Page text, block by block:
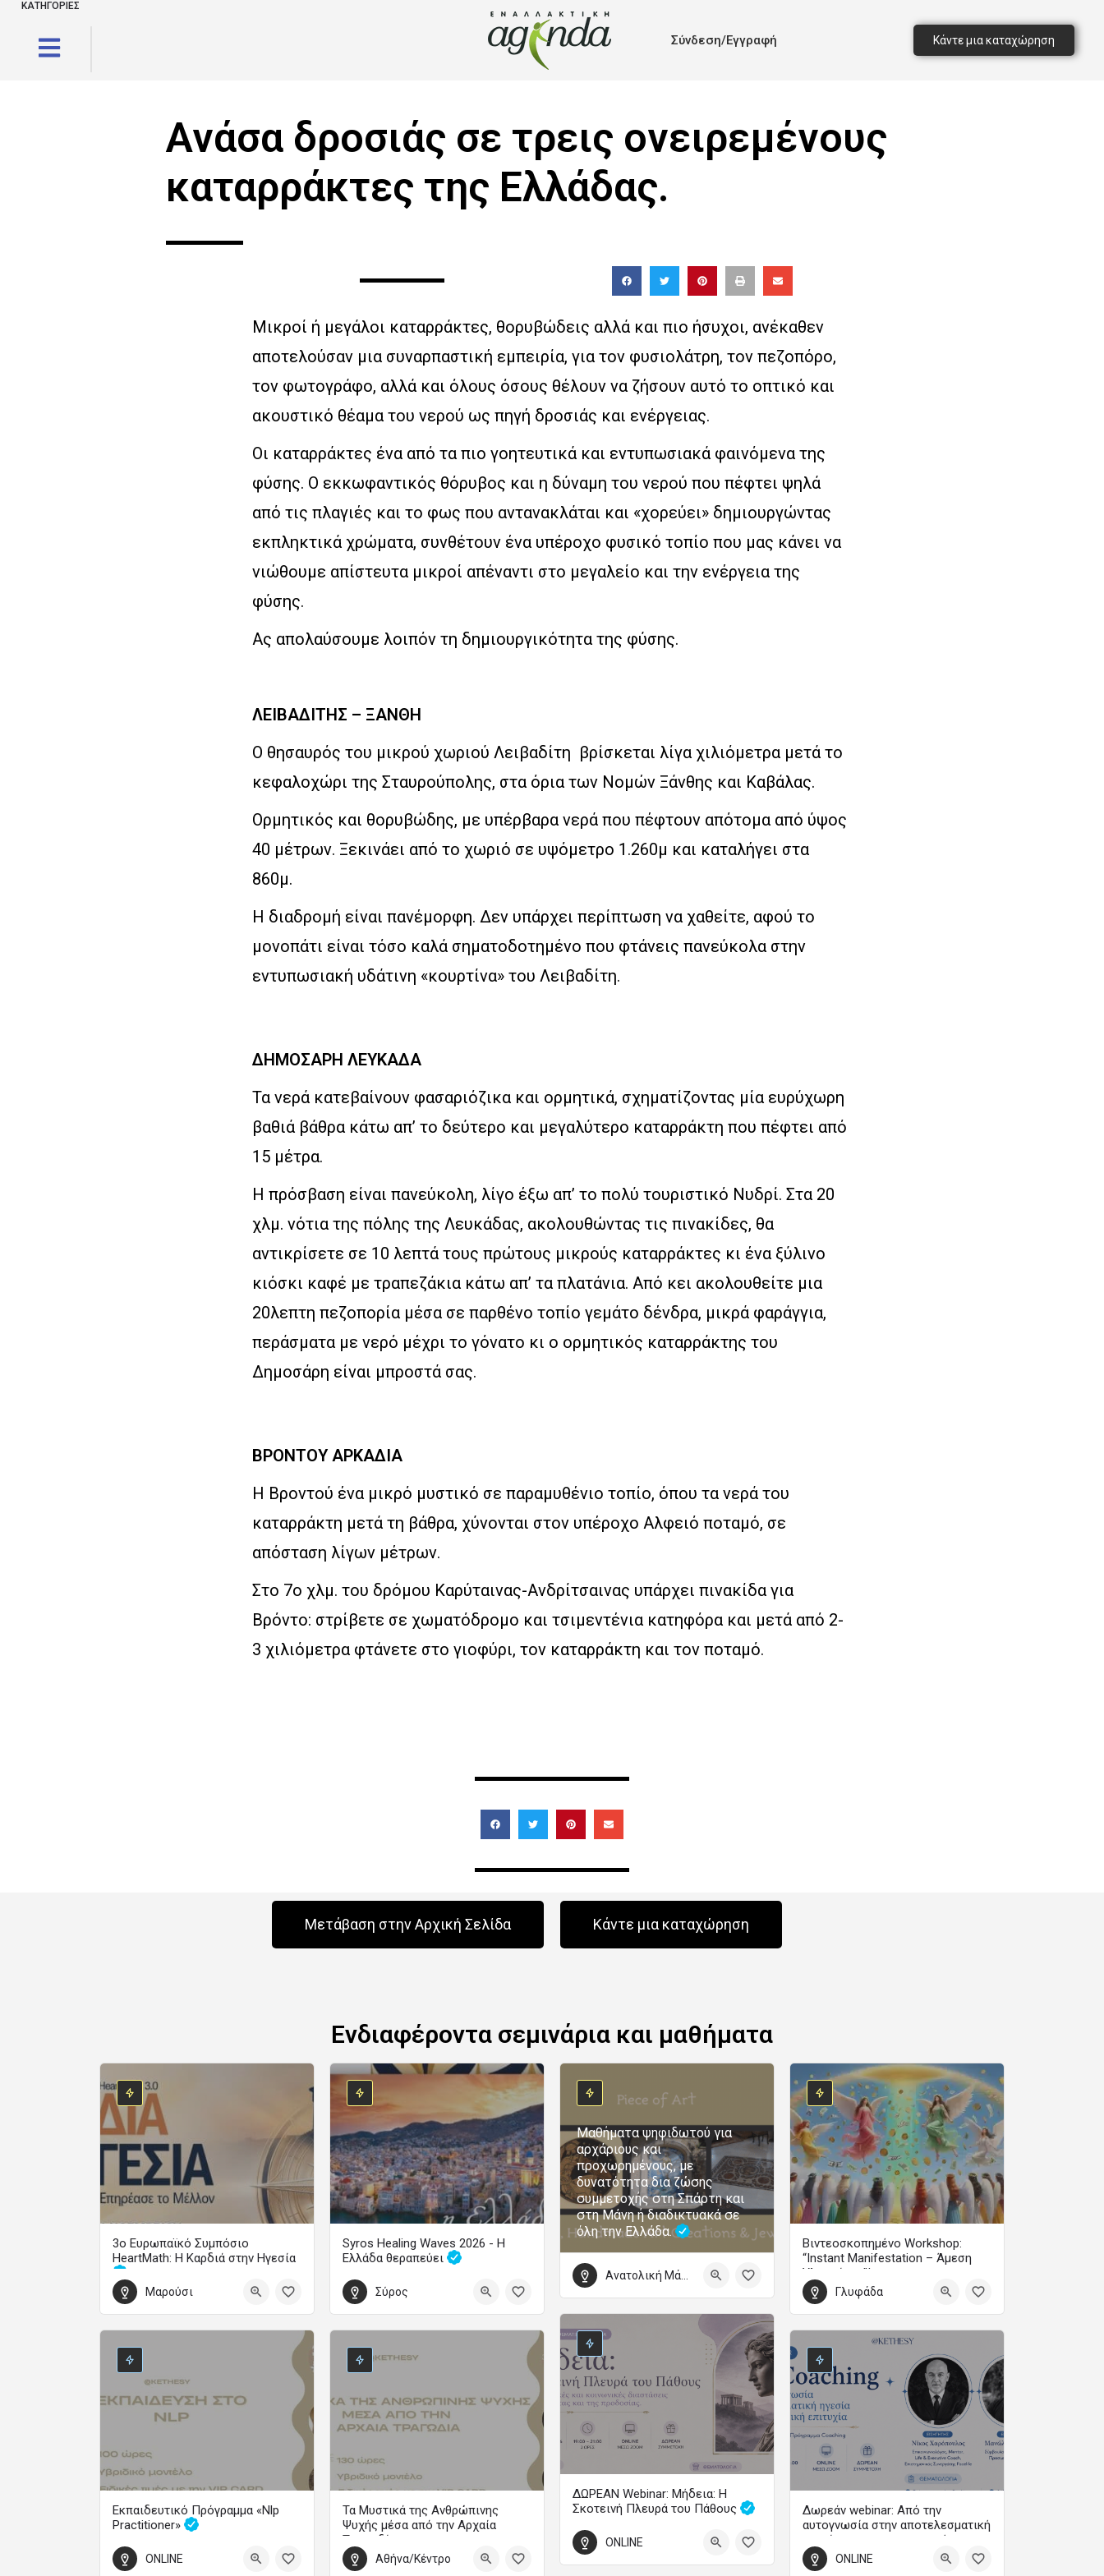
ΚΑΤΗΓΟΡΙΕΣ
Σύνδεση/Εγγραφή Κάντε μια καταχώρηση
Ανάσα δροσιάς σε τρεις ονειρεμένους
καταρράκτες της Ελλάδας.
Μικροί ή μεγάλοι καταρράκτες, θορυβώδεις αλλά και πιο ήσυχοι, ανέκαθεν
αποτελούσαν μια συναρπαστική εμπειρία, για τον φυσιολάτρη, τον πεζοπόρο,
τον φωτογράφο, αλλά και όλους όσους θέλουν να ζήσουν αυτό το οπτικό και
ακουστικό θέαμα του νερού ως πηγή δροσιάς και ενέργειας.
Οι καταρράκτες ένα από τα πιο γοητευτικά και εντυπωσιακά φαινόμενα της
φύσης. Ο εκκωφαντικός θόρυβος και η δύναμη του νερού που πέφτει ψηλά
από τις πλαγιές και το φως που αντανακλάται και «χορεύει» δημιουργώντας
εκπληκτικά χρώματα, συνθέτουν ένα υπέροχο φυσικό τοπίο που μας κάνει να
νιώθουμε απίστευτα μικροί απέναντι στο μεγαλείο και την ενέργεια της
φύσης.
Ας απολαύσουμε λοιπόν τη δημιουργικότητα της φύσης.
ΛΕΙΒΑΔΙΤΗΣ – ΞΑΝΘΗ
Ο θησαυρός του μικρού χωριού Λειβαδίτη βρίσκεται λίγα χιλιόμετρα μετά το
κεφαλοχώρι της Σταυρούπολης, στα όρια των Νομών Ξάνθης και Καβάλας.
Ορμητικός και θορυβώδης, με υπέρβαρα νερά που πέφτουν απότομα από ύψος
40 μέτρων. Ξεκινάει από το χωριό σε υψόμετρο 1.260μ και καταλήγει στα
860μ.
Η διαδρομή είναι πανέμορφη. Δεν υπάρχει περίπτωση να χαθείτε, αφού το
μονοπάτι είναι τόσο καλά σηματοδοτημένο που φτάνεις πανεύκολα στην
εντυπωσιακή υδάτινη «κουρτίνα» του Λειβαδίτη.
ΔΗΜΟΣΑΡΗ ΛΕΥΚΑΔΑ
Τα νερά κατεβαίνουν φασαριόζικα και ορμητικά, σχηματίζοντας μία ευρύχωρη
βαθιά βάθρα κάτω απ’ το δεύτερο και μεγαλύτερο καταρράκτη που πέφτει από
15 μέτρα.
Η πρόσβαση είναι πανεύκολη, λίγο έξω απ’ το πολύ τουριστικό Νυδρί. Στα 20
χλμ. νότια της πόλης της Λευκάδας, ακολουθώντας τις πινακίδες, θα
αντικρίσετε σε 10 λεπτά τους πρώτους μικρούς καταρράκτες κι ένα ξύλινο
κιόσκι καφέ με τραπεζάκια κάτω απ’ τα πλατάνια. Από κει ακολουθείτε μια
20λεπτη πεζοπορία μέσα σε παρθένο τοπίο γεμάτο δένδρα, μικρά φαράγγια,
περάσματα με νερό μέχρι το γόνατο κι ο ορμητικός καταρράκτης του
Δημοσάρη είναι μπροστά σας.
ΒΡΟΝΤΟΥ ΑΡΚΑΔΙΑ
Η Βροντού ένα μικρό μυστικό σε παραμυθένιο τοπίο, όπου τα νερά του
καταρράκτη μετά τη βάθρα, χύνονται στον υπέροχο Αλφειό ποταμό, σε
απόσταση λίγων μέτρων.
Στο 7ο χλμ. του δρόμου Καρύταινας-Ανδρίτσαινας υπάρχει πινακίδα για
Βρόντο: στρίβετε σε χωματόδρομο και τσιμεντένια κατηφόρα και μετά από 2-
3 χιλιόμετρα φτάνετε στο γιοφύρι, τον καταρράκτη και τον ποταμό.
Μετάβαση στην Αρχική Σελίδα Κάντε μια καταχώρηση
Ενδιαφέροντα σεμινάρια και μαθήματα
3ο Ευρωπαϊκό Συμπόσιο
HeartMath: Η Καρδιά στην Ηγεσία
Οδήγησε την Αλλαγή και Επηρέασε το Μέλλον
30 Οκτωβρίου 2026 14:00 - 1 Νοεμβρίου 2026 19:00
Μαρούσι
Syros Healing Waves 2026 - Η
Ελλάδα θεραπεύει
1 Οκτωβρίου 2026 09:00 - 4 Οκτωβρίου 2026 22:00
Σύρος
Μαθήματα ψηφιδωτού για
αρχάριους και
προχωρημένους, με
δυνατότητα δια ζώσης
συμμετοχής στη Σπάρτη και
στη Μάνη ή διαδικτυακά σε
όλη την Ελλάδα.
Βιντεοσκοπημένο Workshop:
“Instant Manifestation – Άμεση
Υλοποίηση”!
Με τη Μαίρη Ζαπίτη
99
Γλυφάδα
ΔΩΡΕΑΝ Webinar: Μήδεια: Η
Σκοτεινή Πλευρά του Πάθους
WEBINAR
18 Σεπτεμβρίου 2026 19:00 - 21:00
ONLINE
Εκπαιδευτικό Πρόγραμμα «Nlp
Practitioner»
600
ONLINE
Τα Μυστικά της Ανθρώπινης
Ψυχής μέσα από την Αρχαία
Τραγωδία
Αθήνα/Κέντρο
Δωρεάν webinar: Από την
αυτογνωσία στην αποτελεσματική
ηγεσία και την προσωπική
επιτυχίαONLINE